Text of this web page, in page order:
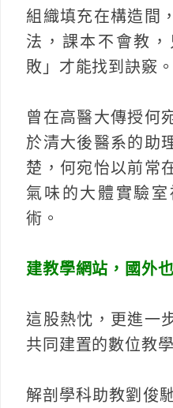
組織填充在構造間
法，課本不會教
敗」才能找到訣竅。
曾在高醫大傳授何
於清大後醫系的助
楚，何宛怡以前常
氣味的大體實驗
術。
建教學網站，國外
這股熱忱，更進一
共同建置的數位教
解剖學科助教劉俊